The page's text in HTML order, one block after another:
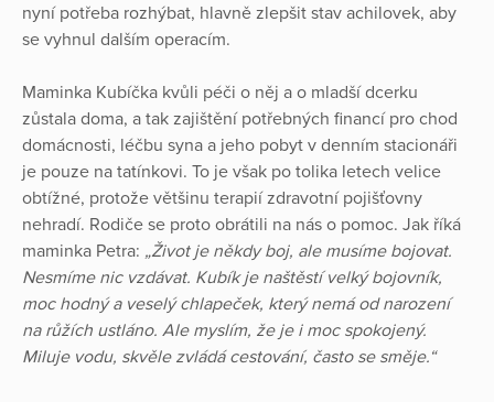
nyní potřeba rozhýbat, hlavně zlepšit stav achilovek, aby
se vyhnul dalším operacím.
Maminka Kubíčka kvůli péči o něj a o mladší dcerku
zůstala doma, a tak zajištění potřebných financí pro chod
domácnosti, léčbu syna a jeho pobyt v denním stacionáři
je pouze na tatínkovi. To je však po tolika letech velice
obtížné, protože většinu terapií zdravotní pojišťovny
nehradí. Rodiče se proto obrátili na nás o pomoc. Jak říká
maminka Petra: „Život je někdy boj, ale musíme bojovat.
Nesmíme nic vzdávat. Kubík je naštěstí velký bojovník,
moc hodný a veselý chlapeček, který nemá od narození
na růžích ustláno. Ale myslím, že je i moc spokojený.
Miluje vodu, skvěle zvládá cestování, často se směje.“